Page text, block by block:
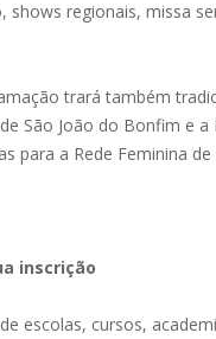
shows regionais, missa
trará também
São João do Bonfim e
para a Rede Feminina
inscrição
escolas, cursos,